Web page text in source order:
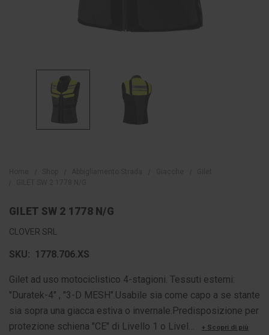
GILET SW 2 1778 N/G
CLOVER SRL
SKU: 1778.706.XS
Gilet ad uso motociclistico 4-stagioni. Tessuti esterni:
"Duratek-4" , "3-D MESH".Usabile sia come capo a se stante
sia sopra una giacca estiva o invernale.Predisposizione per
protezione schiena "CE" di Livello 1 o Livel…
+ Scopri di più